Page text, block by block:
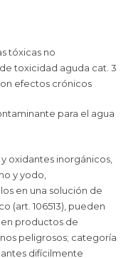
tóxicas no
toxicidad aguda cat. 3
efectos crónicos
para el agua
oxidantes inorgánicos,
y yodo,
en una solución de
(art. 106513), pueden
productos de
peligrosos; categoría
difícilmente